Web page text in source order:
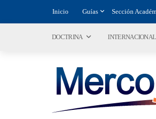
Inicio Guías Sección
DOCTRINA INTERNACIONAL